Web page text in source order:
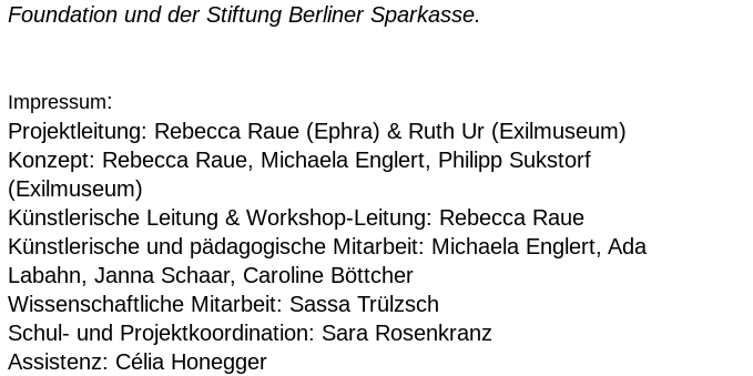
Foundation und der Stiftung Berliner Sparkasse.
Impressum:
Projektleitung: Rebecca Raue (Ephra) & Ruth Ur (Exilmuseum)
Konzept: Rebecca Raue, Michaela Englert, Philipp Sukstorf
(Exilmuseum)
Künstlerische Leitung & Workshop-Leitung: Rebecca Raue
Künstlerische und pädagogische Mitarbeit: Michaela Englert, Ada
Labahn, Janna Schaar, Caroline Böttcher
Wissenschaftliche Mitarbeit: Sassa Trülzsch
Schul- und Projektkoordination: Sara Rosenkranz
Assistenz: Célia Honegger